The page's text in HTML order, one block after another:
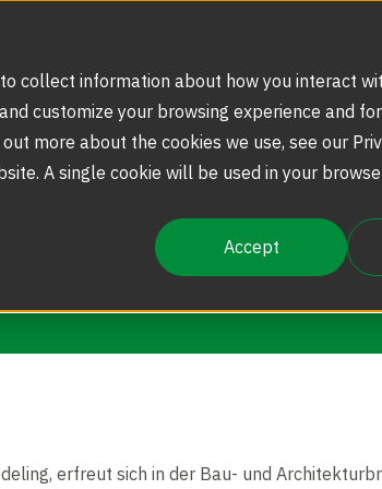
collect information about how you interact
customize your browsing experience and
more about the cookies we use, see our
A single cookie will be used in your
Accept
Infrastrukturen
und Wartungspläneim Auge
erfreut sich in der Bau- und